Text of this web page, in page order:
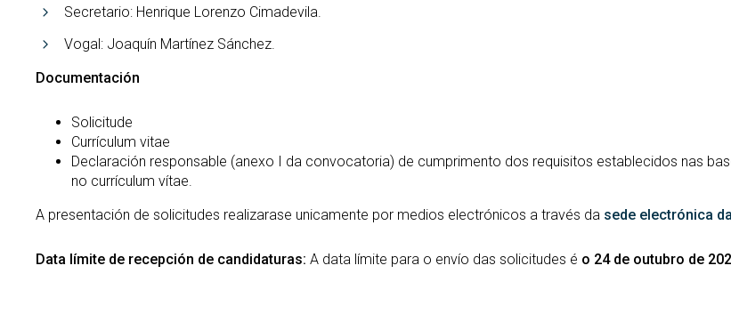
Secretario: Henrique Lorenzo Cimadevila.
Vogal: Joaquín Martínez Sánchez.
Documentación
Solicitude
Currículum vitae
Declaración responsable (anexo I da convocatoria) de cumprimento dos requisitos establecidos nas
no currículum vítae.
A presentación de solicitudes realizarase unicamente por medios electrónicos a través da sede electrónica
Data límite de recepción de candidaturas: A data límite para o envío das solicitudes é o 24 de outubro de